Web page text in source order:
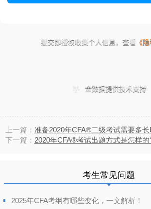
上一篇： 准备2020年CFA®二级考试需要多长
下一篇： 2020年CFA®考试出题方式是怎样
考生常见问题
2025年CFA考纲有哪些变化，一文解析！